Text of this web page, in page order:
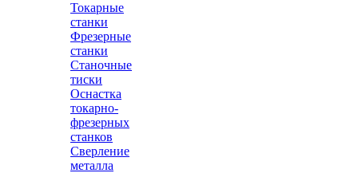
Токарные
станки
Фрезерные
станки
Станочные
тиски
Оснастка
токарно-
фрезерных
станков
Сверление
металла